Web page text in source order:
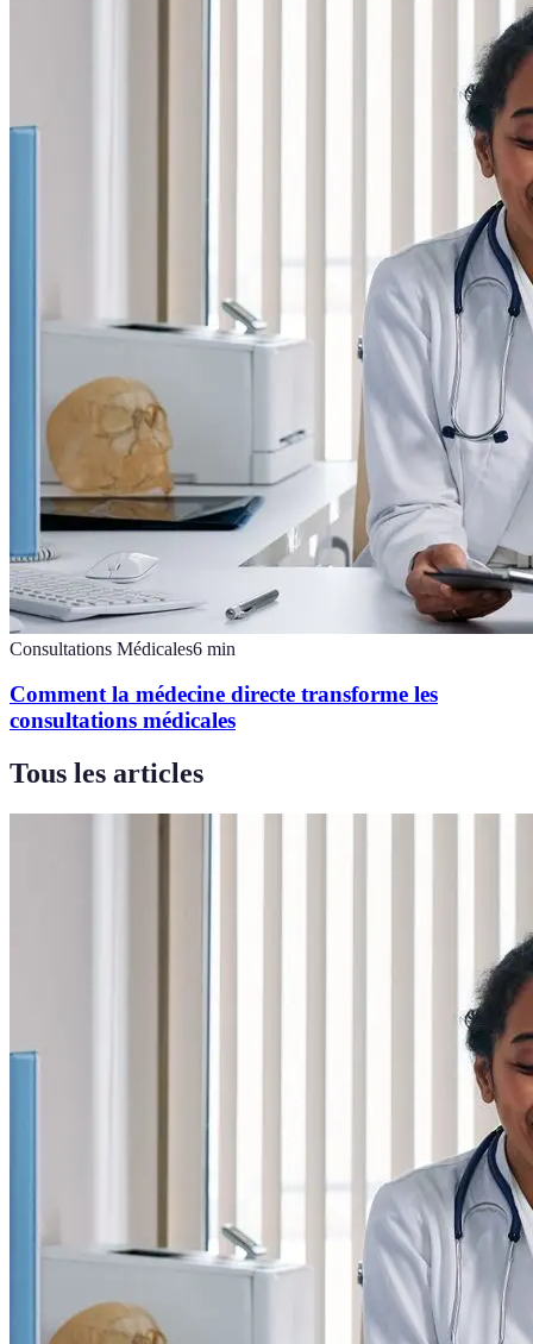
Consultations Médicales6 min
Comment la médecine directe transforme les
consultations médicales
Tous les articles